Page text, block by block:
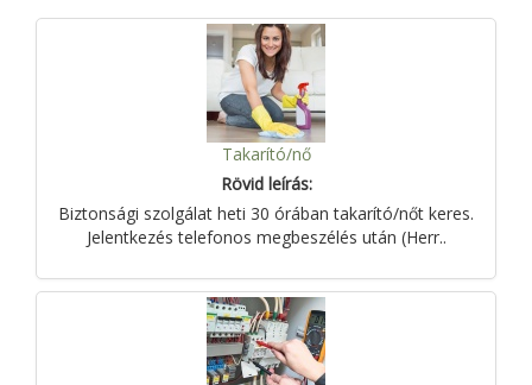
Takarító/nő
Rövid leírás:
Biztonsági szolgálat heti 30 órában takarító/nőt keres.
Jelentkezés telefonos megbeszélés után (Herr..